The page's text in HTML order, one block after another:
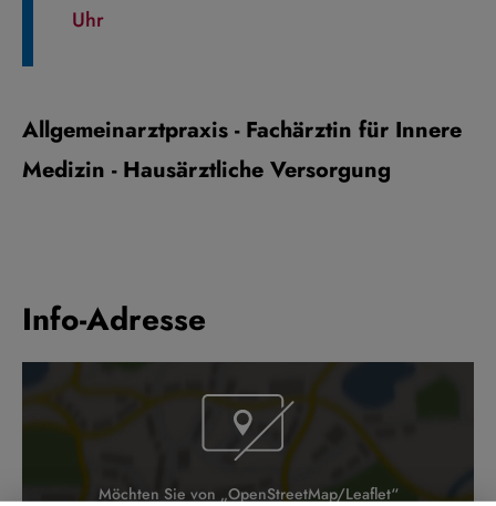
Uhr
Allgemeinarztpraxis - Fachärztin für Innere
Medizin - Hausärztliche Versorgung
Info-Adresse
Möchten Sie von „OpenStreetMap/Leaflet“